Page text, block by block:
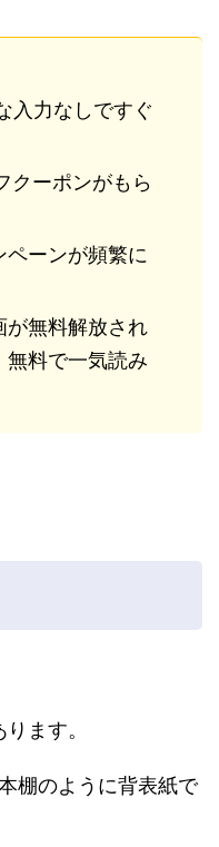
入力なしですぐ
クーポンがもら
ーンが頻繁に
が無料解放され
無料で一気読み
ます。
棚のように背表紙で